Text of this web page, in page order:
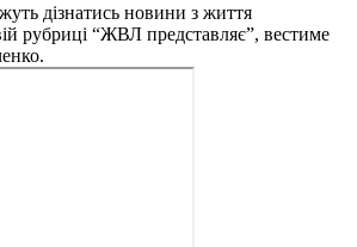
дізнатись новини з життя
рубриці “ЖВЛ представляє”, вестиме